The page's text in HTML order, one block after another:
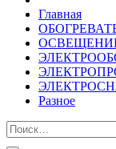
Главная
Разное
Найти: